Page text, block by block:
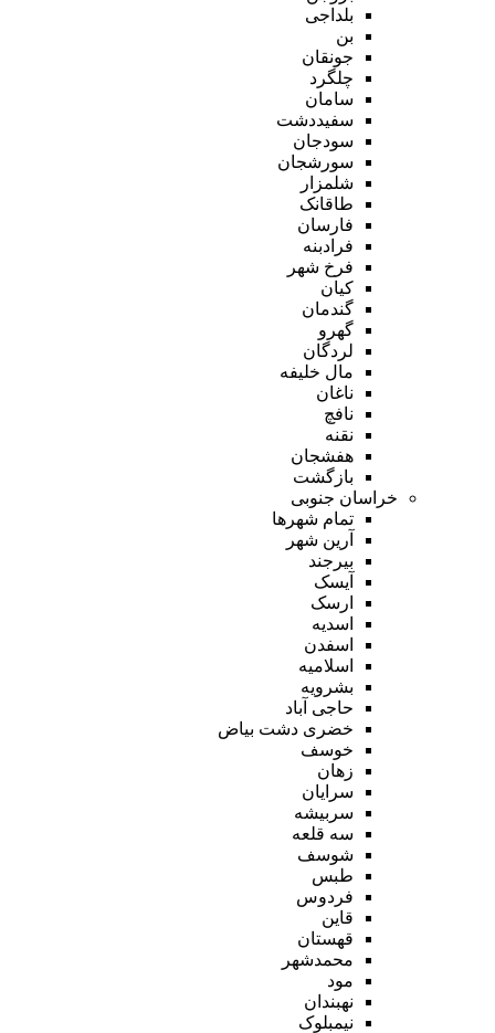
بلداجی
بن
جونقان
چلگرد
سامان
سفیددشت
سودجان
سورشجان
شلمزار
طاقانک
فارسان
فرادبنه
فرخ شهر
کیان
گندمان
گهرو
لردگان
مال خلیفه
ناغان
نافچ
نقنه
هفشجان
بازگشت
خراسان جنوبی
تمام شهر‌ها
آرین شهر
بیرجند
آیسک
ارسک
اسدیه
اسفدن
اسلامیه
بشرویه
حاجی آباد
خضری دشت بیاض
خوسف
زهان
سرایان
سربیشه
سه قلعه
شوسف
طبس
فردوس
قاین
قهستان
محمدشهر
مود
نهبندان
نیمبلوک